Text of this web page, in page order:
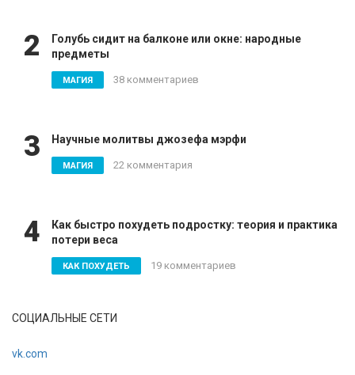
2
Голубь сидит на балконе или окне: народные
предметы
МАГИЯ 38 комментариев
3 Научные молитвы джозефа мэрфи
МАГИЯ 22 комментария
4
Как быстро похудеть подростку: теория и практика
потери веса
КАК ПОХУДЕТЬ 19 комментариев
СОЦИАЛЬНЫЕ СЕТИ
vk.com